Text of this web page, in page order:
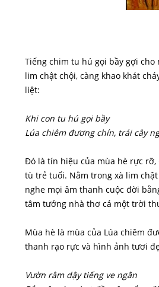
Tiếng chim tu hú gọi bầy gợi
lim chật chội, càng khao khát
liệt:
Khi con tu hú gọi bầy
Lúa chiêm đương chín, trái cây
Đó là tín hiệu của mùa hè rực
tù trẻ tuổi. Nằm trong xà lim
nghe mọi âm thanh cuộc đời
tâm tưởng nhà thơ cả một trời
Mùa hè là mùa của Lúa chiêm
thanh rạo rực và hình ảnh tươi
Vườn râm dậy tiếng ve ngân